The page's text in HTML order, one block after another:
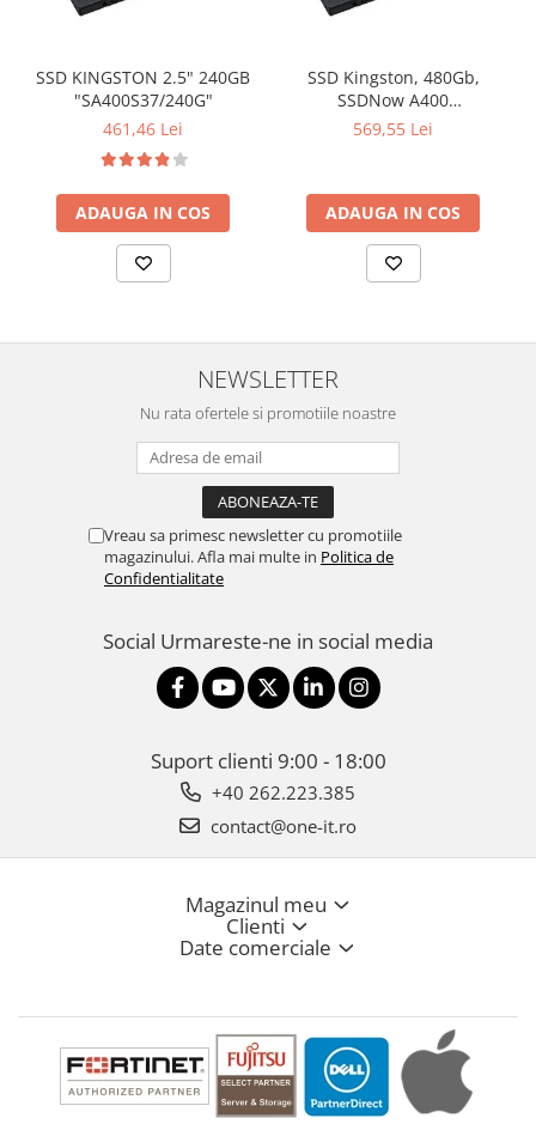
SSD KINGSTON 2.5" 240GB
"SA400S37/240G"
461,46 Lei
ADAUGA IN COS
SSD Kingston, 480Gb,
SSDNow A400
"SA400S37/480G"
569,55 Lei
ADAUGA IN COS
NEWSLETTER
Nu rata ofertele si promotiile noastre
Vreau sa primesc newsletter cu promotiile
magazinului. Afla mai multe in Politica de
Confidentialitate
Social Urmareste-ne in social media
Suport clienti 9:00 - 18:00
+40 262.223.385
contact@one-it.ro
Magazinul meu
Clienti
Date comerciale